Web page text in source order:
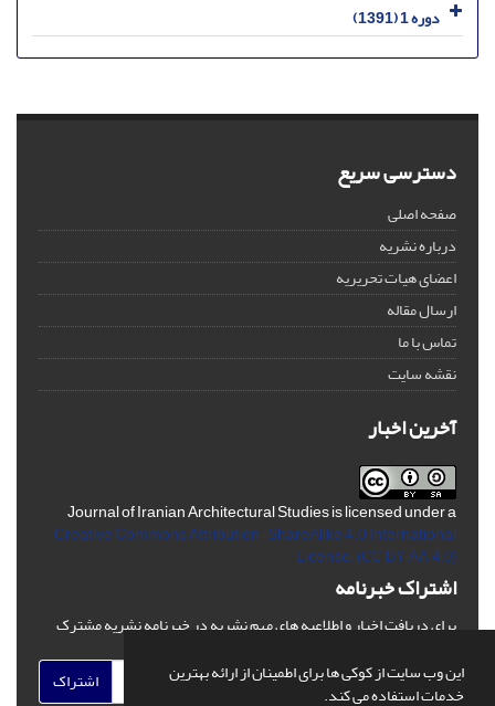
این وب سایت از کوکی ها برای اطمینان از ارائه بهترین
خدمات استفاده می کند.
دوره 1 (1391)
دسترسی سریع
صفحه اصلی
درباره نشریه
اعضای هیات تحریریه
ارسال مقاله
تماس با ما
نقشه سایت
آخرین اخبار
Journal of Iranian Architectural Studies is licensed under a
Creative Commons Attribution-ShareAlike 4.0 International
License. (CC BY-AA 4.0)
اشتراک خبرنامه
برای دریافت اخبار و اطلاعیه های مهم نشریه در خبرنامه نشریه مشترک
اشتراک